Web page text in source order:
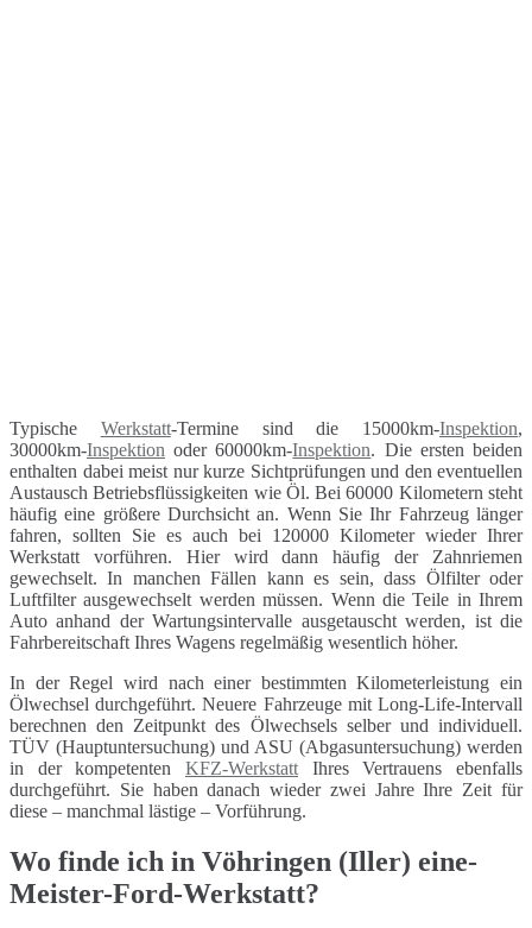
Typische Werkstatt-Termine sind die 15000km-Inspektion,
30000km-Inspektion oder 60000km-Inspektion. Die ersten beiden
enthalten dabei meist nur kurze Sichtprüfungen und den eventuellen
Austausch Betriebsflüssigkeiten wie Öl. Bei 60000 Kilometern steht
häufig eine größere Durchsicht an. Wenn Sie Ihr Fahrzeug länger
fahren, sollten Sie es auch bei 120000 Kilometer wieder Ihrer
Werkstatt vorführen. Hier wird dann häufig der Zahnriemen
gewechselt. In manchen Fällen kann es sein, dass Ölfilter oder
Luftfilter ausgewechselt werden müssen. Wenn die Teile in Ihrem
Auto anhand der Wartungsintervalle ausgetauscht werden, ist die
Fahrbereitschaft Ihres Wagens regelmäßig wesentlich höher.
In der Regel wird nach einer bestimmten Kilometerleistung ein
Ölwechsel durchgeführt. Neuere Fahrzeuge mit Long-Life-Intervall
berechnen den Zeitpunkt des Ölwechsels selber und individuell.
TÜV (Hauptuntersuchung) und ASU (Abgasuntersuchung) werden
in der kompetenten KFZ-Werkstatt Ihres Vertrauens ebenfalls
durchgeführt. Sie haben danach wieder zwei Jahre Ihre Zeit für
diese – manchmal lästige – Vorführung.
Wo finde ich in Vöhringen (Iller) eine-
Meister-Ford-Werkstatt?